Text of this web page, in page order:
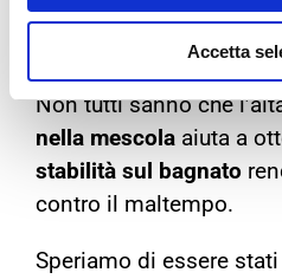
Accetta
migliori alleati contro il
Non tutti sanno che
nella mescola aiuta a
stabilità sul bagnato
contro il maltempo.
Speriamo di essere